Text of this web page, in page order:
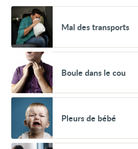
Voir
Mal
des
transports
Mal des transports
Boule
dans
le
cou
Boule dans le cou
Voir
Pleurs
bébé
Pleurs de bébé
Voir